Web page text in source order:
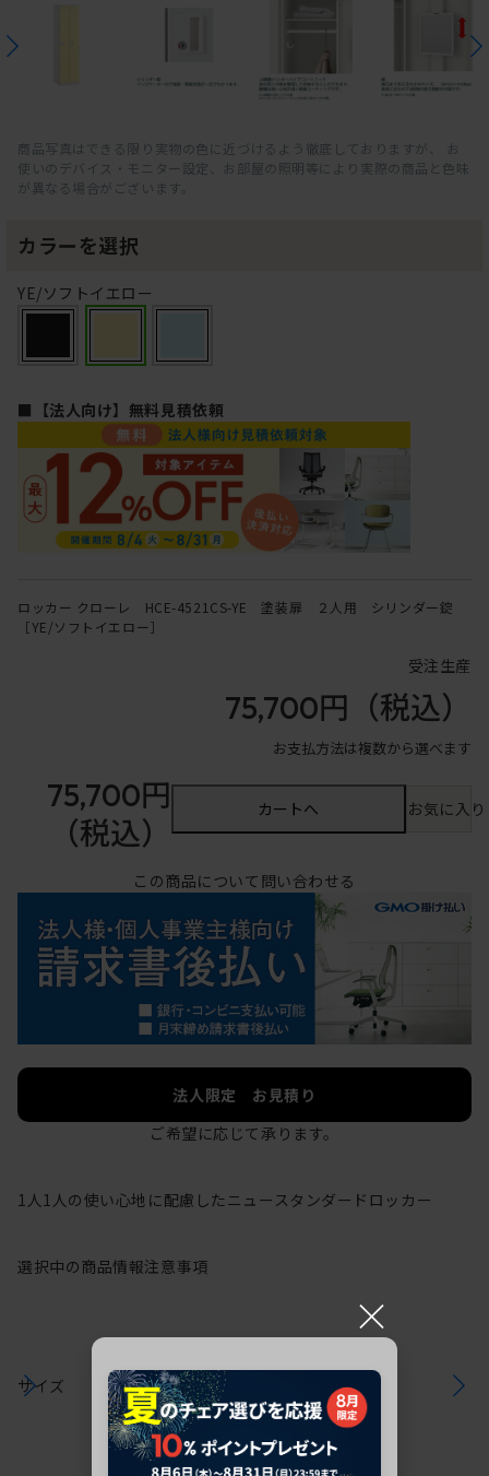
商品写真はできる限り実物の色に近づけるよう徹底しておりますが、 お
使いのデバイス・モニター設定、お部屋の照明等により実際の商品と色味
が異なる場合がございます。
カラーを選択
YE/ソフトイエロー
■【法人向け】無料見積依頼
ロッカー クローレ HCE-4521CS-YE 塗装扉 ２人用 シリンダー錠
［YE/ソフトイエロー］
受注生産
75,700円 （税込）
お支払方法は複数から選べます
75,700円
（税込）
カートへ お気に入
この商品について問い合わせる
法人限定 お見積り
ご希望に応じて承ります。
1人1人の使い心地に配慮したニュースタンダードロッカー
選択中の商品情報注意事項
サイズ
×